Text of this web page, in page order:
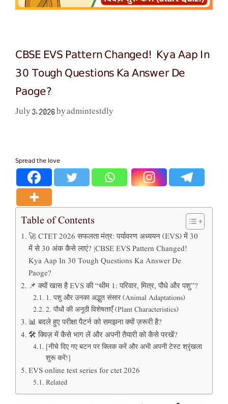
CBSE EVS Pattern Changed! Kya Aap In
30 Tough Questions Ka Answer De
Paoge?
July 3, 2026 byadmintestdly
Spread the love
Table of Contents
🚀 CTET 2026 सफलता मंत्र: पर्यावरण अध्ययन (EVS) में 30
में से 30 अंक कैसे लाएं? |CBSE EVS Pattern Changed!
Kya Aap In 30 Tough Questions Ka Answer De
Paoge?
📌 क्यों खास है EVS की “थीम 1: परिवार, मित्र, पौधे और पशु”?
1. पशु और उनका अद्भुत संसार (Animal Adaptations)
2. पौधों की अनूठी विशेषताएँ (Plant Characteristics)
📊 बदले हुए परीक्षा पैटर्न को समझना क्यों ज़रूरी है?
🛠️ क्विज़ में कैसे भाग लें और अपनी तैयारी को कैसे परखें?
[नीचे दिए गए बटन पर क्लिक करें और अभी अपनी टेस्ट श्रृंखला
शुरू करें!]
EVS online test series for ctet 2026
Related